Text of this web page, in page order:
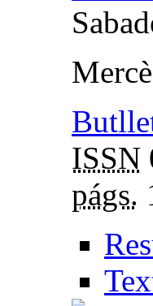
ISSN
págs.